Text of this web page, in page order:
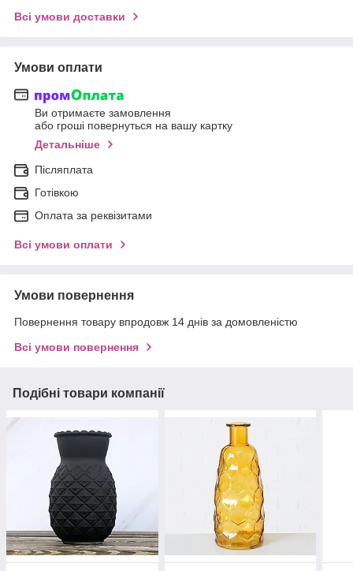
Всі умови доставки
Умови оплати
Ви отримаєте замовлення
або гроші повернуться на вашу картку
Детальніше
Післяплата
Готівкою
Оплата за реквізитами
Всі умови оплати
Умови повернення
Повернення товару впродовж 14 днів за домовленістю
Всі умови повернення
Подібні товари компанії